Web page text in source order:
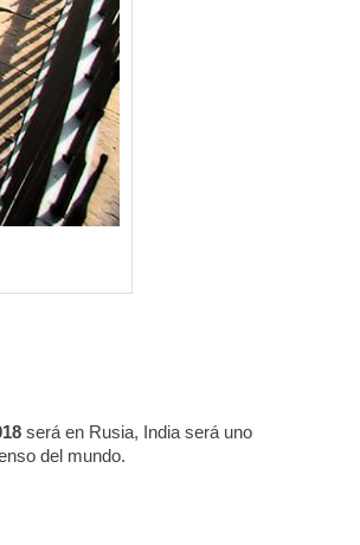
​será en ​Rusia​, India será uno
del mundo.